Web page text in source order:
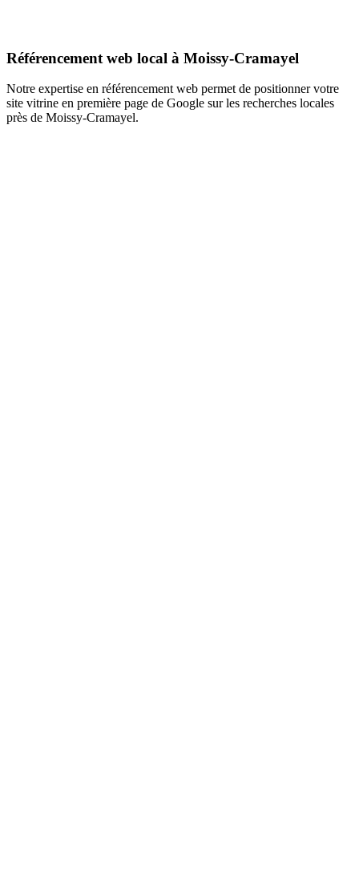
Référencement web local à Moissy-Cramayel
Notre expertise en référencement web permet de positionner votre
site vitrine en première page de Google sur les recherches locales
près de Moissy-Cramayel.